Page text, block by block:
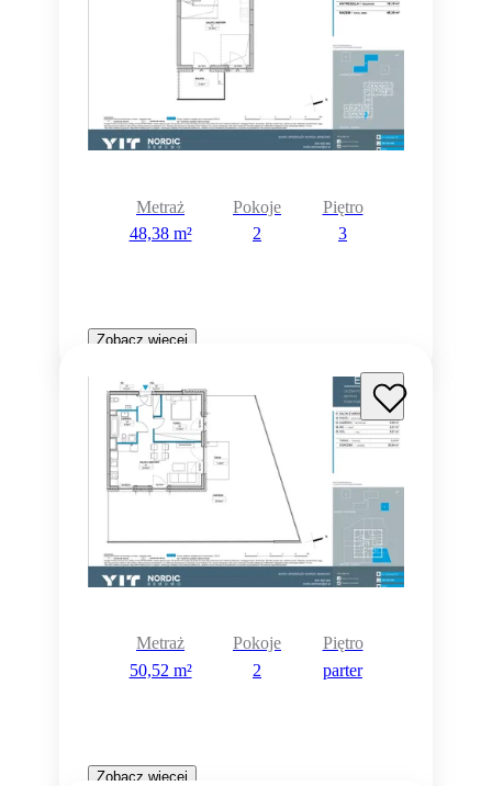
Metraż
48,38 m²
Pokoje
2
Piętro
3
Zobacz więcej
Metraż
50,52 m²
Pokoje
2
Piętro
parter
Zobacz więcej